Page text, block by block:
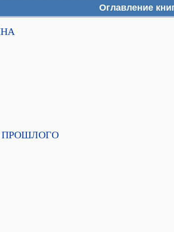
Оглавление
ПРОШЛОГО